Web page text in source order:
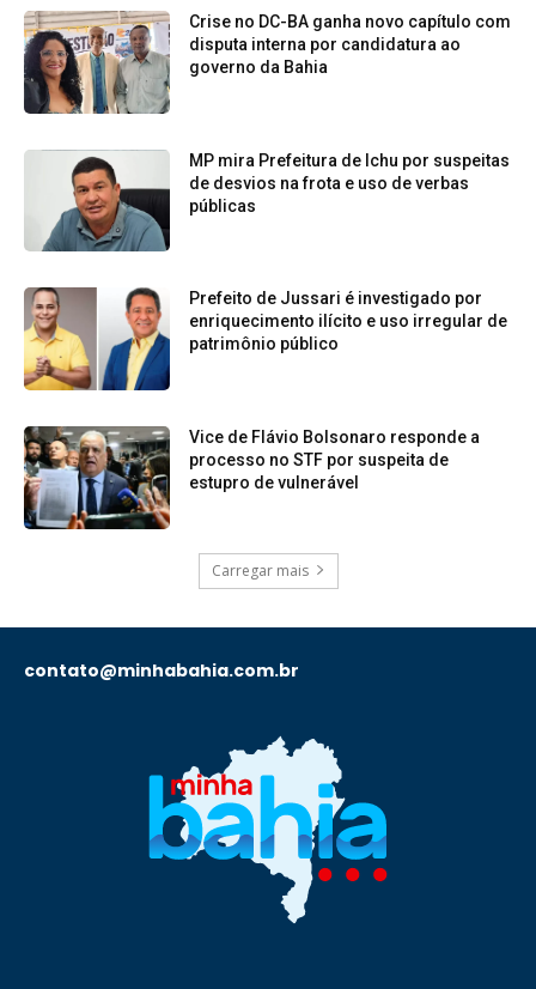
Crise no DC-BA ganha novo capítulo com
disputa interna por candidatura ao
governo da Bahia
MP mira Prefeitura de Ichu por suspeitas
de desvios na frota e uso de verbas
públicas
Prefeito de Jussari é investigado por
enriquecimento ilícito e uso irregular de
patrimônio público
Vice de Flávio Bolsonaro responde a
processo no STF por suspeita de
estupro de vulnerável
Carregar mais
contato@minhabahia.com.br